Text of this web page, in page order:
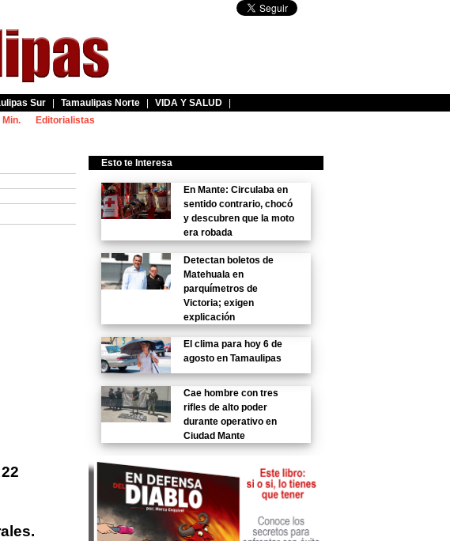
Sur Tamaulipas Norte VIDA Y SALUD
Min. Editorialistas
Esto te Interesa
En Mante: Circulaba en
sentido contrario, chocó
y descubren que la moto
era robada
Detectan boletos de
Matehuala en
parquímetros de
Victoria; exigen
explicación
El clima para hoy 6 de
agosto en Tamaulipas
Cae hombre con tres
rifles de alto poder
durante operativo en
Ciudad Mante